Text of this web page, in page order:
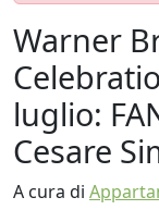
Warner
luglio:
Cesare
A cura di